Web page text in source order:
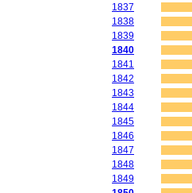
1837
1838
1839
1840
1841
1842
1843
1844
1845
1846
1847
1848
1849